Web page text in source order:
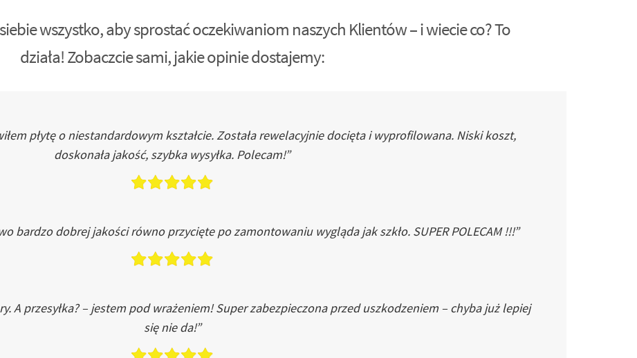
wszystko, aby sprostać oczekiwaniom naszych Klientów – i wiecie co? To
działa! Zobaczcie sami, jakie opinie dostajemy:
płytę o niestandardowym kształcie. Została rewelacyjnie docięta i wyprofilowana. Niski koszt,
doskonała jakość, szybka wysyłka. Polecam!”
bardzo dobrej jakości równo przycięte po zamontowaniu wygląda jak szkło. SUPER POLECAM !!!”
A przesyłka? – jestem pod wrażeniem! Super zabezpieczona przed uszkodzeniem – chyba już lepiej
się nie da!”